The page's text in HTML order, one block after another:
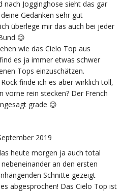
nach Jogginghose sieht das gar
Gedanken sehr gut
überlege mir das auch bei jeder
😉
wie das Cielo Top aus
es ja immer etwas schwer
Tops einzuschätzen.
finde ich es aber wirklich toll,
vorne rein stecken? Der French
grade 😉
2019
heute morgen ja auch total
an den ersten
Schnitte gezeigt
abgesprochen! Das Cielo Top ist